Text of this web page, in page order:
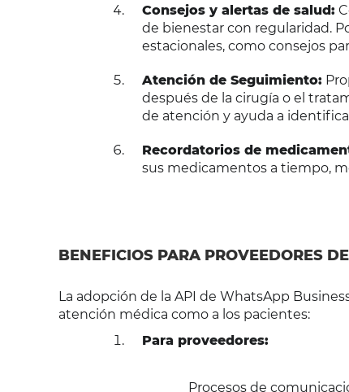
Consejos y alertas de salud:
de bienestar con regularidad.
estacionales, como consejos
Atención de Seguimiento:
después de la cirugía o el
de atención y ayuda a
Recordatorios de
sus medicamentos a tiempo,
BENEFICIOS PARA PROVEEDORES
La adopción de la API de WhatsApp
atención médica como a los pacientes:
Para proveedores:
Procesos de